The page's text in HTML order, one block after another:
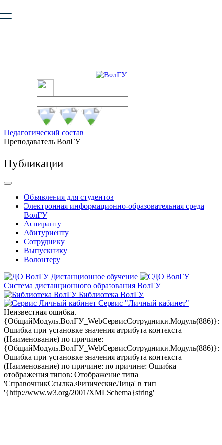
безопасную работу с сайтом. Пожалуйста
Педагогический состав
Преподаватель ВолГУ
Публикации
Объявления для студентов
Электронная информационно-образовательная среда
ВолГУ
Аспиранту
Абитуриенту
Сотруднику
Выпускнику
Волонтеру
Дистанционное обучение
Система дистанционного образования ВолГУ
Библиотека ВолГУ
Сервис "Личный кабинет"
Неизвестная ошибка.
{ОбщийМодуль.ВолГУ_WebСервисСотрудники.Модуль(886)}:
Ошибка при установке значения атрибута контекста
(Наименование) по причине:
{ОбщийМодуль.ВолГУ_WebСервисСотрудники.Модуль(886)}:
Ошибка при установке значения атрибута контекста
(Наименование) по причине: по причине: Ошибка
отображения типов: Отображение типа
'СправочникСсылка.ФизическиеЛица' в тип
'{http://www.w3.org/2001/XMLSchema}string'